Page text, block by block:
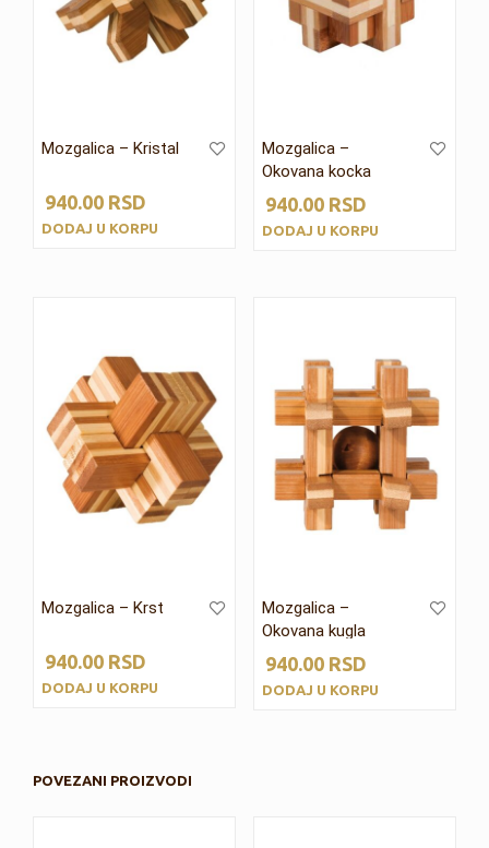
Mozgalica – Kristal
940.00 RSD
DODAJ U KORPU
Mozgalica –
Okovana kocka
940.00RSD
DODAJ U KORPU
Mozgalica – Krst
940.00 RSD
DODAJ U KORPU
Mozgalica –
Okovana kugla
940.00RSD
DODAJ U KORPU
POVEZANI PROIZVODI